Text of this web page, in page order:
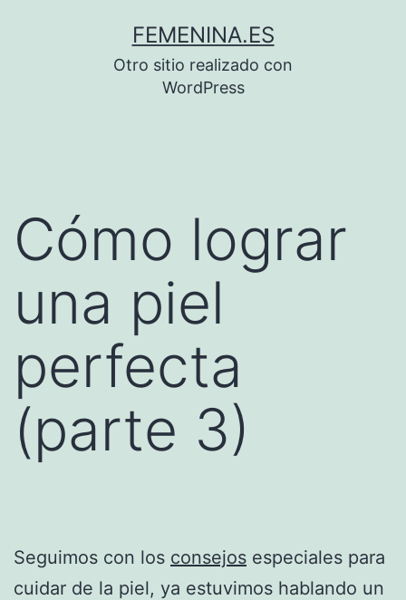
FEMENINA.ES
Otro sitio realizado con
WordPress
Cómo lograr
una piel
perfecta
(parte 3)
Seguimos con los consejos especiales para
cuidar de la piel, ya estuvimos hablando un